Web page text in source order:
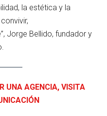
la estética y la
Jorge Bellido, fundador y
UNA AGENCIA, VISITA